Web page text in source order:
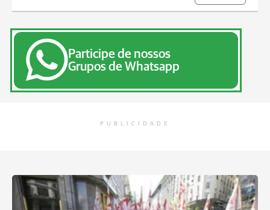
Participe de nossos
Grupos de Whatsapp
PUBLICIDADE